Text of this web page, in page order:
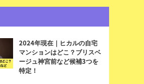
2024年現在｜ヒカルの自宅
マンションはどこ？ブリスベ
ージュ神宮前など候補3つを
特定！